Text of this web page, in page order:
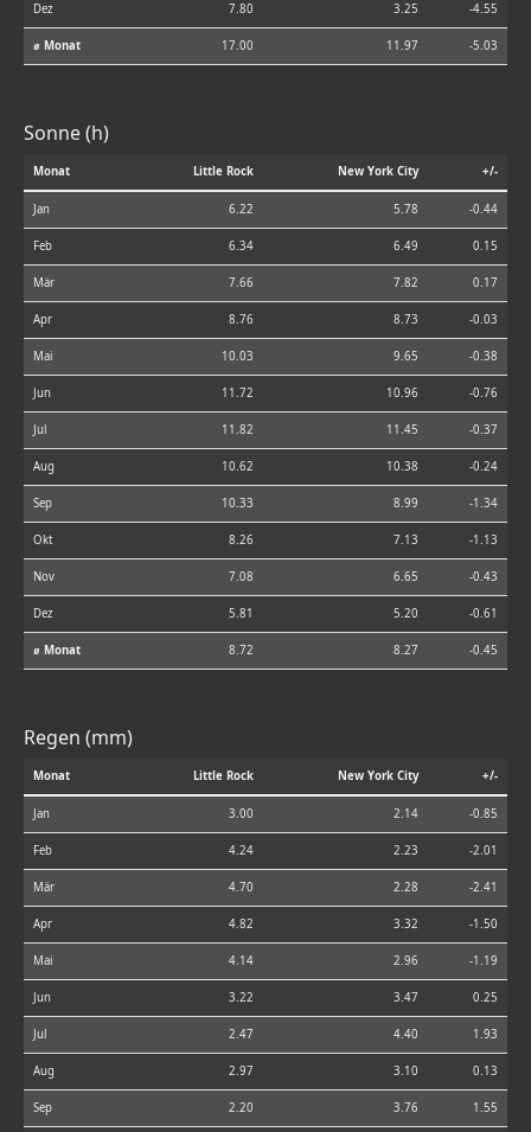
Dez 7.80 3.25 -4.55
⌀ Monat 17.00 11.97 -5.03
Sonne (h)
Monat Little Rock New York City +/-
Jan 6.22 5.78 -0.44
Feb 6.34 6.49 0.15
Mär 7.66 7.82 0.17
Apr 8.76 8.73 -0.03
Mai 10.03 9.65 -0.38
Jun 11.72 10.96 -0.76
Jul 11.82 11.45 -0.37
Aug 10.62 10.38 -0.24
Sep 10.33 8.99 -1.34
Okt 8.26 7.13 -1.13
Nov 7.08 6.65 -0.43
Dez 5.81 5.20 -0.61
⌀ Monat 8.72 8.27 -0.45
Regen (mm)
Monat Little Rock New York City +/-
Jan 3.00 2.14 -0.85
Feb 4.24 2.23 -2.01
Mär 4.70 2.28 -2.41
Apr 4.82 3.32 -1.50
Mai 4.14 2.96 -1.19
Jun 3.22 3.47 0.25
Jul 2.47 4.40 1.93
Aug 2.97 3.10 0.13
Sep 2.20 3.76 1.55